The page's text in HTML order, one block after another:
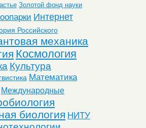
Золотой фонд науки
Интернет
Российского
механика
Космология
Культура
Математика
Международные
биология НИТУ